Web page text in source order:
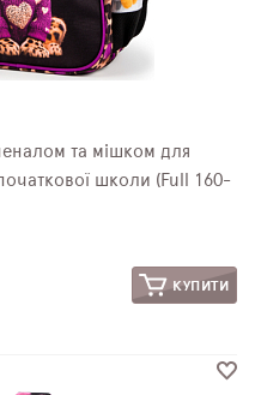
та мішком для
школи (Full 160-
КУПИТИ